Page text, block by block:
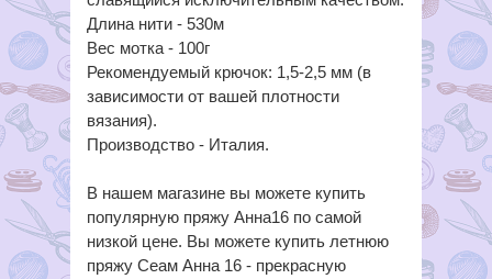
Длина нити - 530м
Вес мотка - 100г
Рекомендуемый крючок: 1,5-2,5 мм (в
зависимости от вашей плотности
вязания).
Производство - Италия.
В нашем магазине вы можете купить
популярную пряжу Анна16 по самой
низкой цене. Вы можете купить летнюю
пряжу Сеам Анна 16 - прекрасную